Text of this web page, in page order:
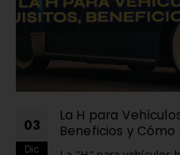
03
Dic
La H para
Beneficios y